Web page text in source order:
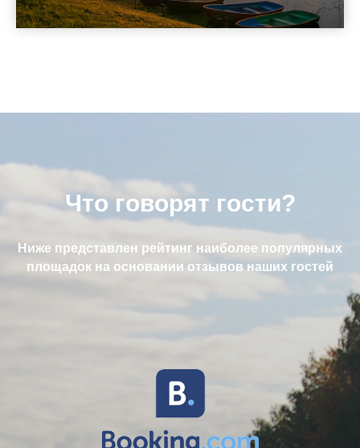
Что говорят гости?
Ниже представлен рейтинг наиболее популярных
площадок на основании отзывов наших гостей